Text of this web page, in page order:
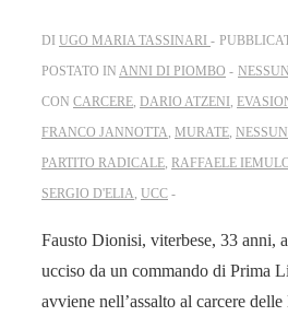
DI UGO MARIA TASSINARI
POSTATO IN ANNI DI PIOMBO
CON CARCERE, DARIO ATZENI ,
FRANCO JANNOTTA, MURATE,
PARTITO RADICALE, RAFFAELE
SERGIO D'ELIA, UCC
Fausto Dionisi, viterbese, 33 anni,
ucciso da un commando di Prima
avviene nell’assalto al carcere